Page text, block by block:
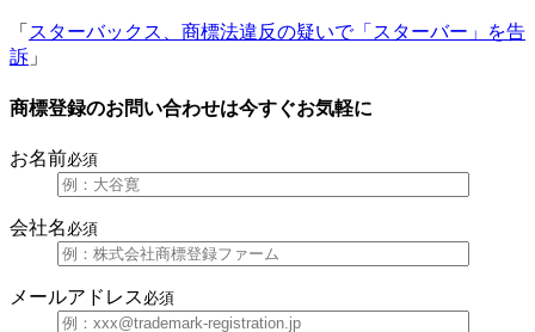
「 スターバックス、商標法違反の疑いで「スターバー」を告
訴 」
商標登録のお問い合わせは今すぐお気軽に
お名前必須
会社名 必須
メールアドレス 必須